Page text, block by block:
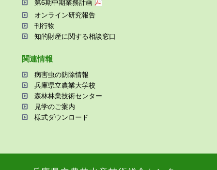
第6期中期業務計画
オンライン研究報告
刊⾏物
知的財産に関する相談窓⼝
関連情報
病害⾍の防除情報
兵庫県⽴農業⼤学校
森林林業技術センター
⾒学のご案内
様式ダウンロード